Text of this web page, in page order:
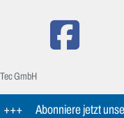
GmbH
+++ Abonniere jetzt